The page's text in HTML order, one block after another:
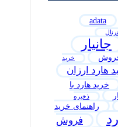
adata
جانیار
خرید
هارد ارزان
خرید هارد با
ذخیره
راهنمای خرید
فروش